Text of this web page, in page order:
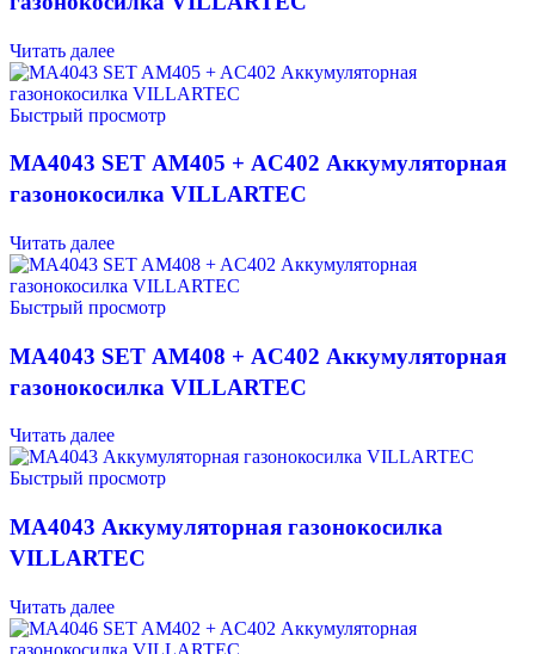
Читать далее
Быстрый просмотр
MA4043 SET AM405 + AC402 Аккумуляторная
газонокосилка VILLARTEC
Читать далее
Быстрый просмотр
MA4043 SET AM408 + AC402 Аккумуляторная
газонокосилка VILLARTEC
Читать далее
Быстрый просмотр
MA4043 Аккумуляторная газонокосилка
VILLARTEC
Читать далее